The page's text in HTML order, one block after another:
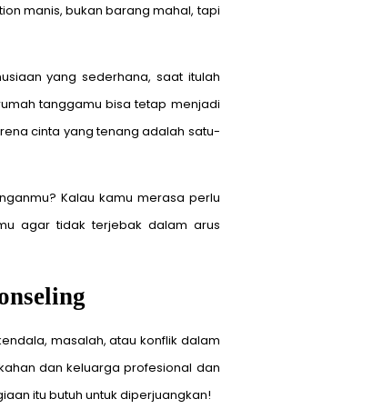
manis, bukan barang mahal, tapi
yang sederhana, saat itulah
tanggamu bisa tetap menjadi
cinta yang tenang adalah satu-
Kalau kamu merasa perlu
agar tidak terjebak dalam arus
masalah, atau konflik dalam
dan keluarga profesional dan
itu butuh untuk diperjuangkan!